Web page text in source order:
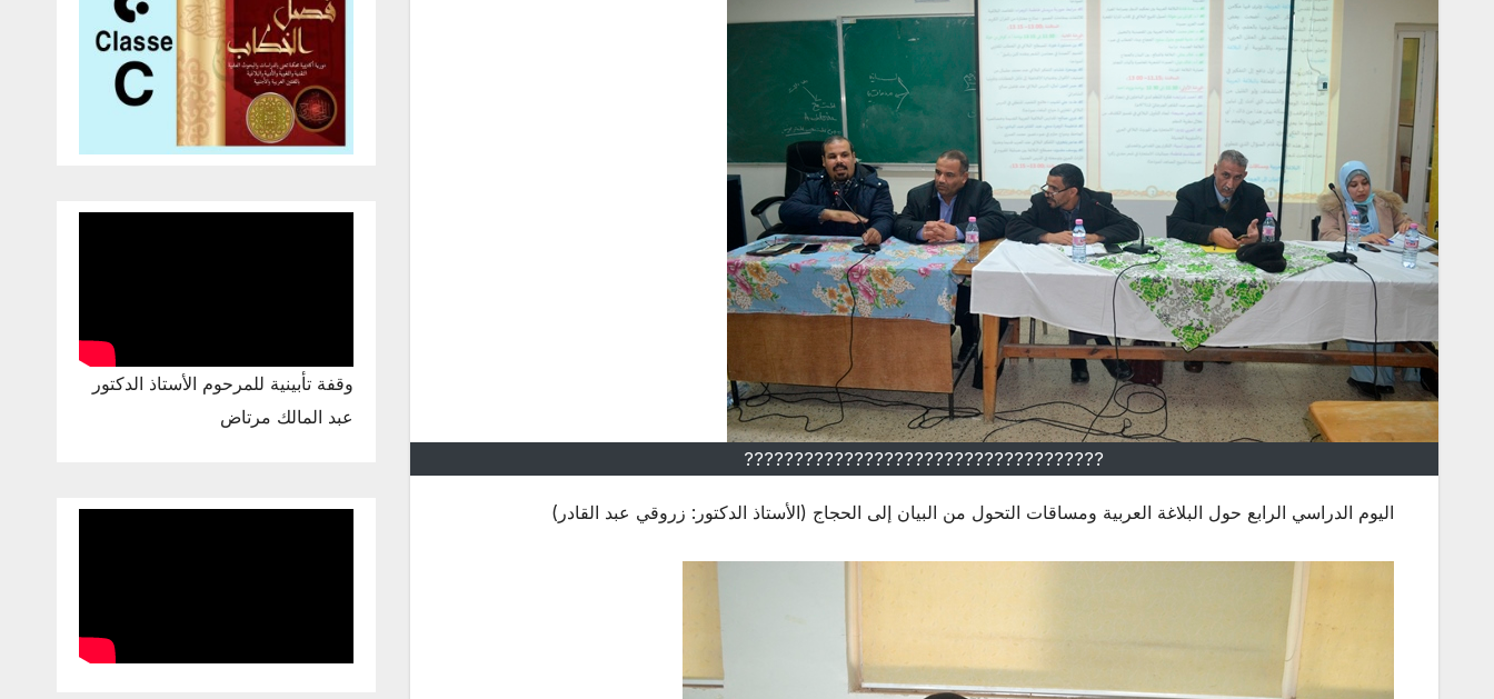
????????????????????????????????????
اليوم الدراسي الرابع حول البلاغة العربية ومساقات التحول من البيان إلى الحجاج (الأستاذ الدكتور: زروقي عبد القادر)
وقفة تأبينية للمرحوم الأستاذ الدكتور
عبد المالك مرتاض